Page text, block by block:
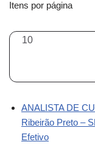
Itens por página
10
ANALISTA DE
Ribeirão Preto –
Efetivo